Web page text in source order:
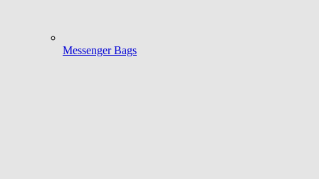
Messenger Bags